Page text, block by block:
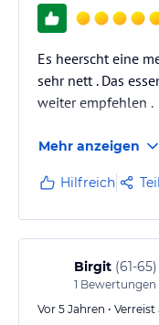
Es heerscht eine
sehr nett . Das
weiter empfehlen .
Mehr anzeigen
Hilfreich
Birgit (61-65)
1 Bewertungen
Vor 5 Jahren •